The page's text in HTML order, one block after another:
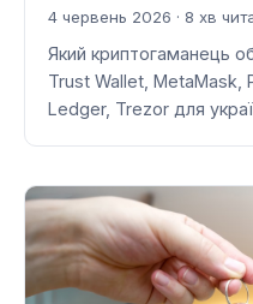
4 червень 2026 · 8 хв
Який криптогаманець
Trust Wallet, MetaMask,
Ledger, Trezor для